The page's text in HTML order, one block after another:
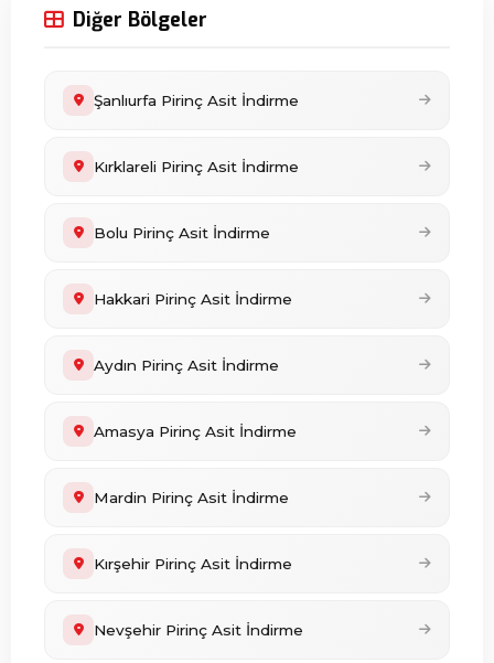
Diğer Bölgeler
Şanlıurfa Pirinç Asit İndirme
Kırklareli Pirinç Asit İndirme
Bolu Pirinç Asit İndirme
Hakkari Pirinç Asit İndirme
Aydın Pirinç Asit İndirme
Amasya Pirinç Asit İndirme
Mardin Pirinç Asit İndirme
Kırşehir Pirinç Asit İndirme
Nevşehir Pirinç Asit İndirme